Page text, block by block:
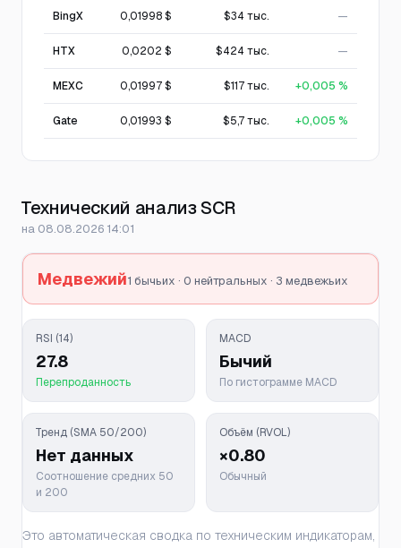
BingX 0,01998 $ $34 тыс. —
HTX 0,0202 $ $424 тыс. —
MEXC 0,01997 $ $117 тыс. +0,005 %
Gate 0,01993 $ $5,7 тыс. +0,005 %
Технический анализ SCR
на 08.08.2026 14:01
Медвежий1 бычьих · 0 нейтральных · 3 медвежьих
RSI (14)
27.8
Перепроданность
MACD
Бычий
По гистограмме MACD
Тренд (SMA 50/200)
Нет данных
Соотношение средних 50
и 200
Объём (RVOL)
×0.80
Обычный
Это автоматическая сводка по техническим индикаторам,